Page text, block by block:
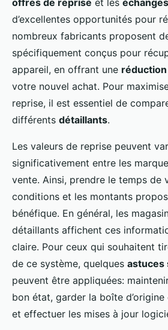
offres de reprise et les échanges
d’excellentes opportunités pour
nombreux fabricants proposent
spécifiquement conçus pour
appareil, en offrant une réduction
votre nouvel achat. Pour
reprise, il est essentiel de
différents détaillants.
Les valeurs de reprise peuvent
significativement entre les
vente. Ainsi, prendre le temps de
conditions et les montants
bénéfique. En général, les
détaillants affichent ces
claire. Pour ceux qui souhaitent
de ce système, quelques astuces
peuvent être appliquées:
bon état, garder la boîte
et effectuer les mises à jour